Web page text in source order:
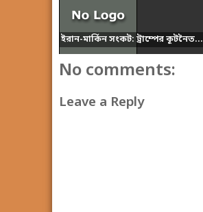
ইরান-মার্কিন সংকট: ট্রাম্পের কূটনৈত...
No comments:
Leave a Reply